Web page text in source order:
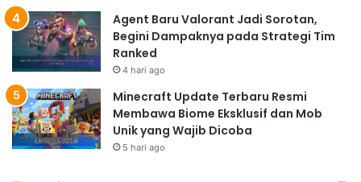
Agent Baru Valorant Jadi Sorotan,
Begini Dampaknya pada Strategi Tim
Ranked
4 hari ago
Minecraft Update Terbaru Resmi
Membawa Biome Eksklusif dan Mob
Unik yang Wajib Dicoba
5 hari ago